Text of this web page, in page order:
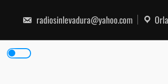
content
radiosinlevadura@yahoo.com